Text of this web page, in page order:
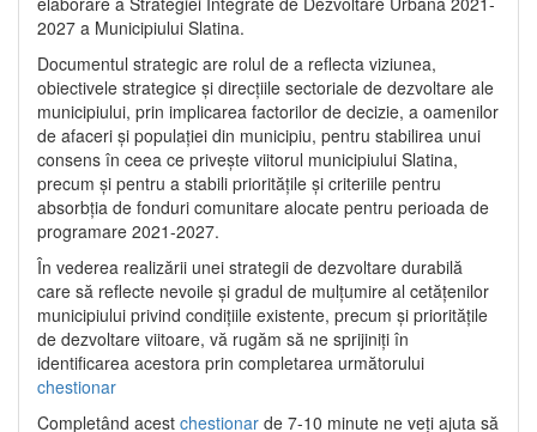
2027 a Municipiului Slatina.
Documentul strategic are rolul de a reflecta viziunea,
obiectivele strategice și direcțiile sectoriale de dezvoltare ale
municipiului, prin implicarea factorilor de decizie, a oamenilor
de afaceri și populației din municipiu, pentru stabilirea unui
consens în ceea ce privește viitorul municipiului Slatina,
precum și pentru a stabili prioritățile și criteriile pentru
absorbția de fonduri comunitare alocate pentru perioada de
programare 2021-2027.
În vederea realizării unei strategii de dezvoltare durabilă
care să reflecte nevoile și gradul de mulțumire al cetățenilor
municipiului privind condițiile existente, precum și prioritățile
de dezvoltare viitoare, vă rugăm să ne sprijiniți în
identificarea acestora prin completarea următorului
chestionar
Completând acest chestionar de 7-10 minute ne veți ajuta să